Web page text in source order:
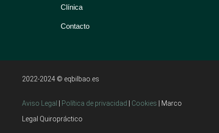
Clínica
Contacto
2022-2024 © eqbilbao.es
Aviso Legal Política de privacidad Cookies | Marco
Legal Quiropráctico